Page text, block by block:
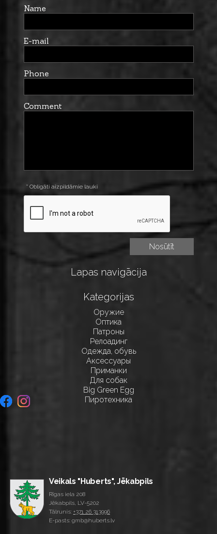
Name
E-mail
Phone
Comment
* Obligāti aizpildāmie lauki
Lapas navigācija
Kategorijas
Оружие
Оптика
Патроны
Релоадинг
Одежда, обувь
Аксессуары
Приманки
Для собак
Big Green Egg
Пиротехника
Veikals "Huberts", Jēkabpils
Rīgas iela 208
Jēkabpils, LV-5202
Tālrunis: +371 26 313996
E-pasts: gmb@huberts.lv